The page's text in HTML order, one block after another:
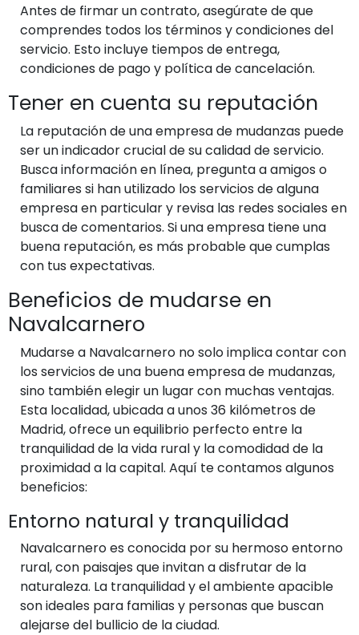
Antes de firmar un contrato, asegúrate de que
comprendes todos los términos y condiciones del
servicio. Esto incluye tiempos de entrega,
condiciones de pago y política de cancelación.
Tener en cuenta su reputación
La reputación de una empresa de mudanzas puede
ser un indicador crucial de su calidad de servicio.
Busca información en línea, pregunta a amigos o
familiares si han utilizado los servicios de alguna
empresa en particular y revisa las redes sociales en
busca de comentarios. Si una empresa tiene una
buena reputación, es más probable que cumplas
con tus expectativas.
Beneficios de mudarse en
Navalcarnero
Mudarse a Navalcarnero no solo implica contar con
los servicios de una buena empresa de mudanzas,
sino también elegir un lugar con muchas ventajas.
Esta localidad, ubicada a unos 36 kilómetros de
Madrid, ofrece un equilibrio perfecto entre la
tranquilidad de la vida rural y la comodidad de la
proximidad a la capital. Aquí te contamos algunos
beneficios:
Entorno natural y tranquilidad
Navalcarnero es conocida por su hermoso entorno
rural, con paisajes que invitan a disfrutar de la
naturaleza. La tranquilidad y el ambiente apacible
son ideales para familias y personas que buscan
alejarse del bullicio de la ciudad.